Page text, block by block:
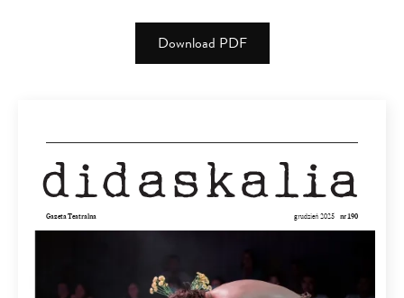
Download PDF
(1.82
Gazeta Teatralna grudzień 2025 nr 190